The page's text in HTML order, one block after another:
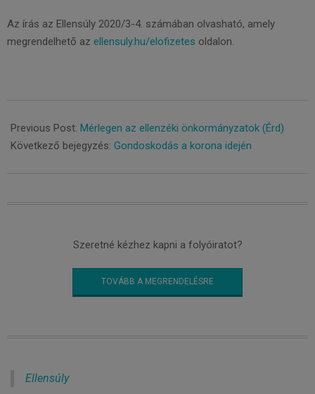
Az írás az Ellensúly 2020/3-4. számában olvasható, amely
megrendelhető az ellensuly.hu/elofizetes oldalon.
03-
17
Previous Post: Mérlegen az ellenzéki önkormányzatok (Érd)
Következő bejegyzés: Gondoskodás a korona idején
Szeretné kézhez kapni a folyóiratot?
TOVÁBB A MEGRENDELÉSRE
Ellensúly